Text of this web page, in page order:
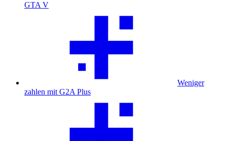
GTA V
Weniger
zahlen mit G2A Plus